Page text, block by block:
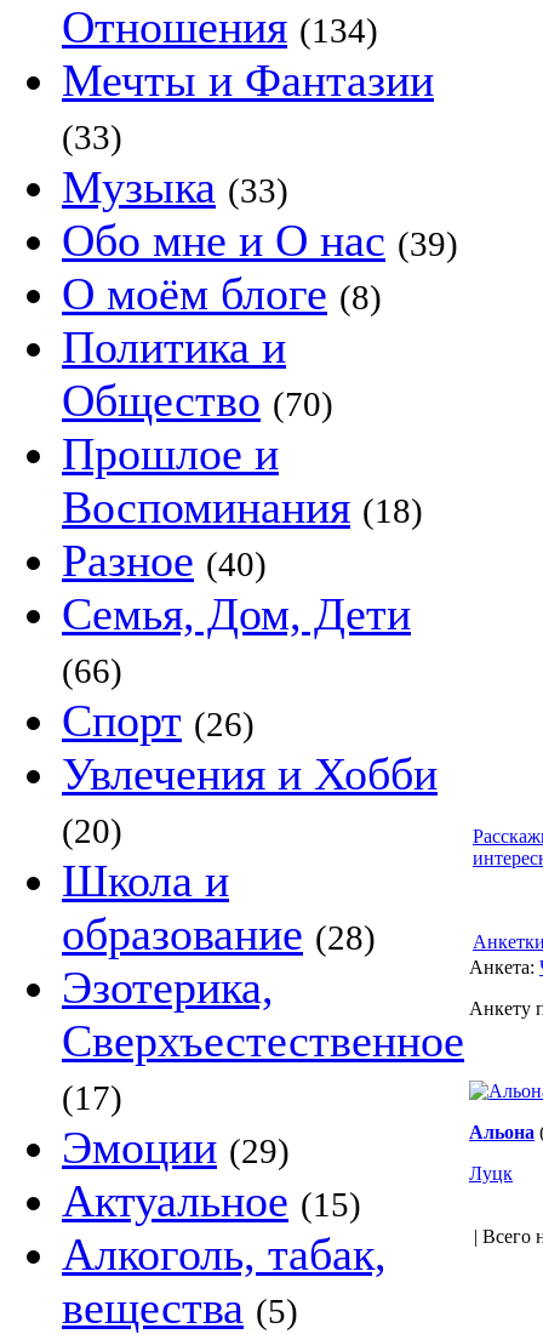
Отношения (134)
Мечты и Фантазии
(33)
Музыка (33)
Обо мне и О нас (39)
О моём блоге (8)
Политика и
Общество (70)
Прошлое и
Воспоминания (18)
Разное (40)
Семья, Дом, Дети
(66)
Спорт (26)
Увлечения и Хобби
(20)
Школа и
образование (28)
Эзотерика,
Сверхъестественное
(17)
Эмоции (29)
Актуальное (15)
Алкоголь, табак,
вещества (5)
Анкета:
Анкету
Альона
Луцк
| Всего